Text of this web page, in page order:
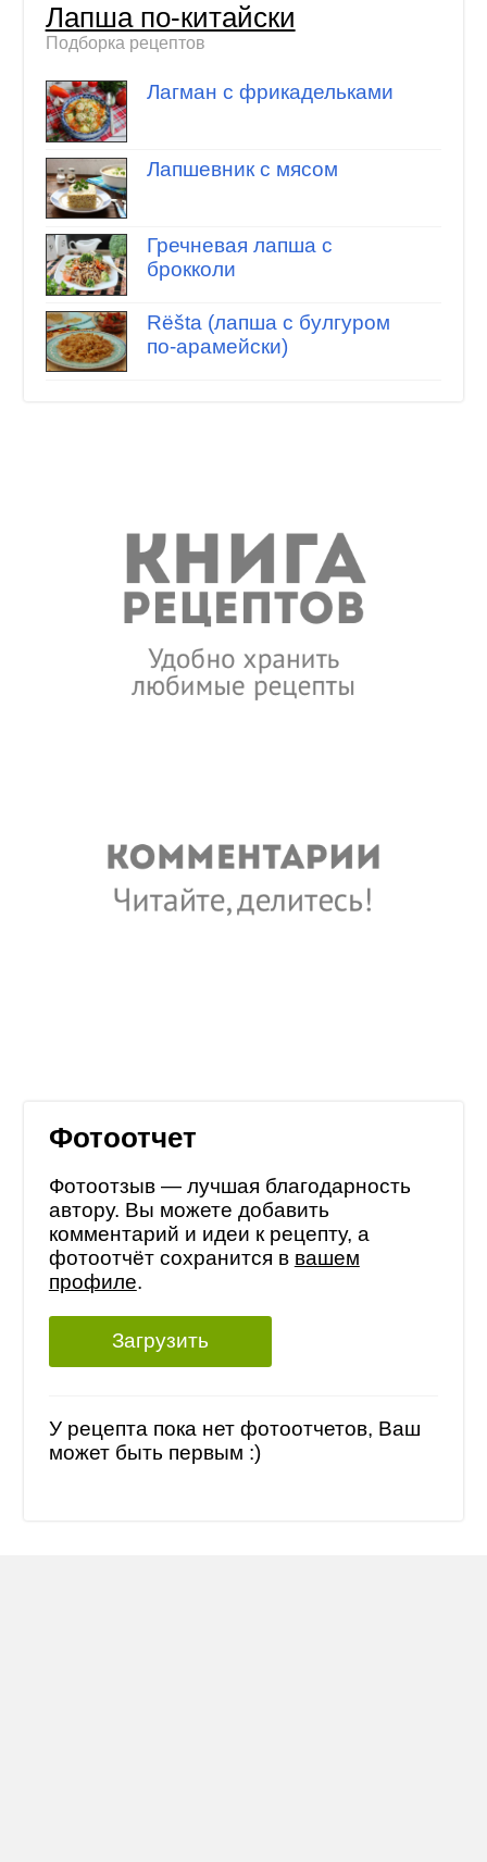
Лапша по-китайски
Подборка рецептов
Лагман с фрикадельками
Лапшевник с мясом
Гречневая лапша с
брокколи
Rёšta (лапша с булгуром
по-арамейски)
Фотоотчет
Фотоотзыв — лучшая благодарность
автору. Вы можете добавить
комментарий и идеи к рецепту, а
фотоотчёт сохранится в вашем
профиле.
Загрузить
У рецепта пока нет фотоотчетов, Ваш
может быть первым :)